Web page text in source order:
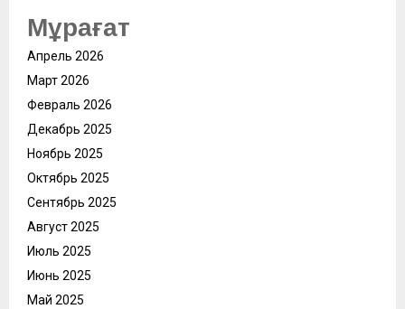
Мұрағат
Апрель 2026
Март 2026
Февраль 2026
Декабрь 2025
Ноябрь 2025
Октябрь 2025
Сентябрь 2025
Август 2025
Июль 2025
Июнь 2025
Май 2025